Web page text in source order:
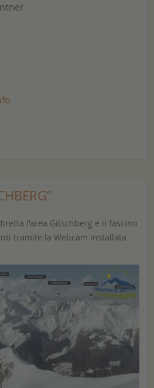
l'area Gitschberg e il fascino
tramite la Webcam installata